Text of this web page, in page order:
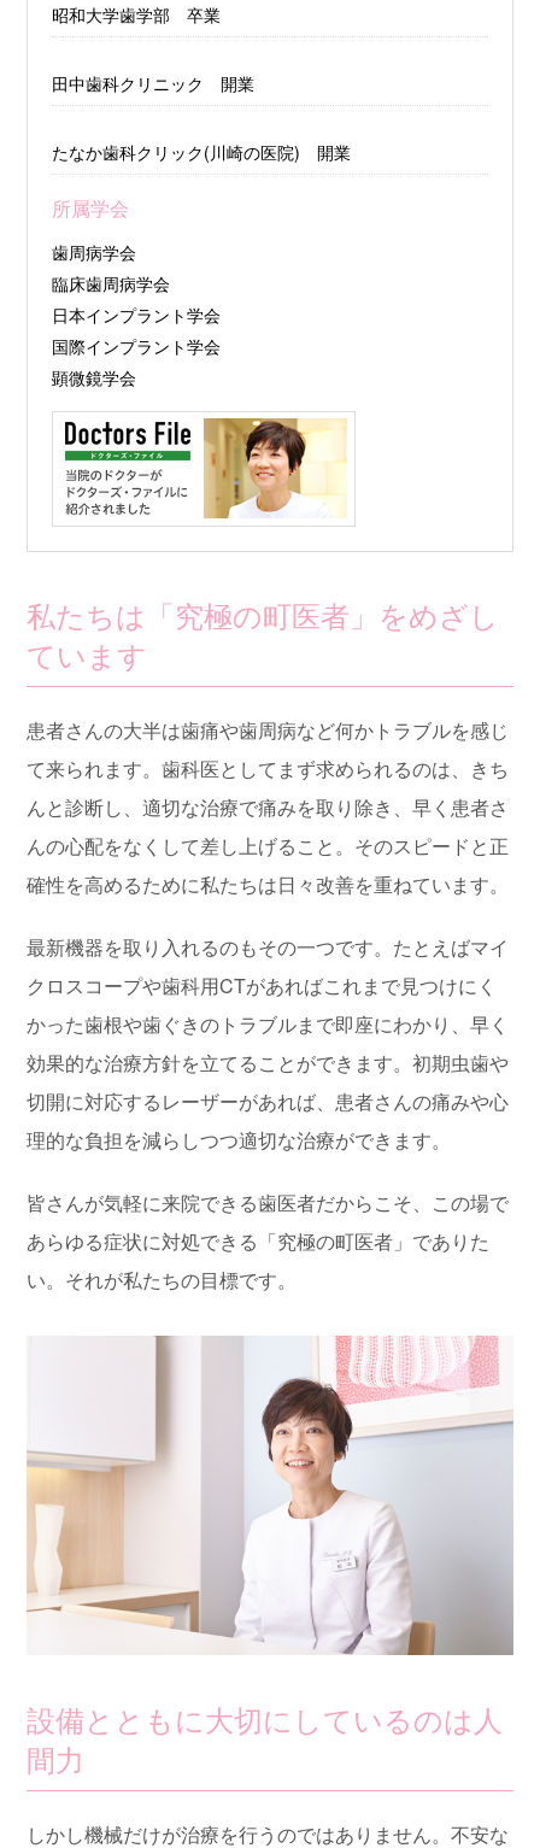
昭和大学歯学部 卒業
田中歯科クリニック 開業
たなか歯科クリック(川崎の医院) 開業
所属学会
歯周病学会
臨床歯周病学会
日本インプラント学会
国際インプラント学会
顕微鏡学会
私たちは「究極の町医者」をめざし
ています
患者さんの大半は歯痛や歯周病など何かトラブルを感じ
て来られます。歯科医としてまず求められるのは、きち
んと診断し、適切な治療で痛みを取り除き、早く患者さ
んの心配をなくして差し上げること。そのスピードと正
確性を高めるために私たちは日々改善を重ねています。
最新機器を取り入れるのもその一つです。たとえばマイ
クロスコープや歯科用CTがあればこれまで見つけにく
かった歯根や歯ぐきのトラブルまで即座にわかり、早く
効果的な治療方針を立てることができます。初期虫歯や
切開に対応するレーザーがあれば、患者さんの痛みや心
理的な負担を減らしつつ適切な治療ができます。
皆さんが気軽に来院できる歯医者だからこそ、この場で
あらゆる症状に対処できる「究極の町医者」でありた
い。それが私たちの目標です。
設備とともに大切にしているのは人
間力
しかし機械だけが治療を行うのではありません。不安な